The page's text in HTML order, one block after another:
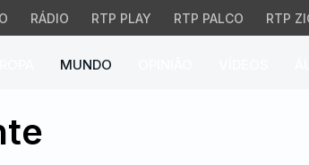
RÁDIO RTP PLAY RTP PALCO RTP
MUNDO
com o Irão